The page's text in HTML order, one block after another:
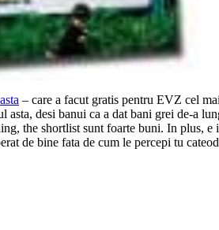
asta – care a facut gratis pentru EVZ cel mai
asta, desi banui ca a dat bani grei de-a
the shortlist sunt foarte buni. In plus, e
de bine fata de cum le percepi tu